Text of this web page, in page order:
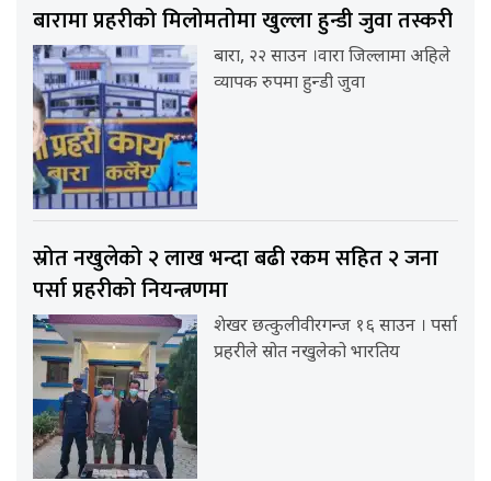
बारामा प्रहरीको मिलोमतोमा खुल्ला हुन्डी जुवा तस्करी
बारा, २२ साउन ।वारा जिल्लामा अहिले
व्यापक रुपमा हुन्डी जुवा
स्रोत नखुलेको २ लाख भन्दा बढी रकम सहित २ जना
पर्सा प्रहरीको नियन्त्रणमा
शेखर छत्कुलीवीरगन्ज १६ साउन । पर्सा
प्रहरीले स्रोत नखुलेको भारतिय